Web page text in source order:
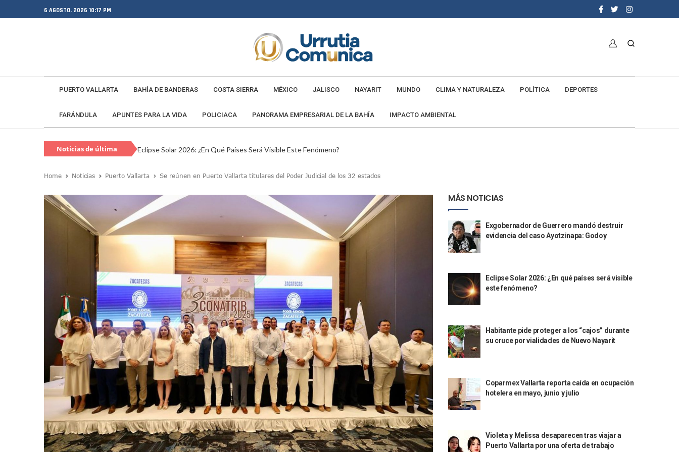
6 AGOSTO, 2026 10:17 PM
PUERTO VALLARTA BAHÍA DE BANDERAS COSTA SIERRA MÉXICO JALISCO NAYARIT MUNDO CLIMA Y NATURALEZA POLÍTICA DEPORTES
FARÁNDULA APUNTES PARA LA VIDA POLICIACA PANORAMA EMPRESARIAL DE LA BAHÍA IMPACTO AMBIENTAL
Noticias de última
Eclipse Solar 2026: ¿En Qué Países Será Visible Este Fenómeno?
Coparmex Vallarta Reporta Caída En Ocupación Hotelera En Mayo, Junio Y Julio
Juan Calderón Pide Oración Para Puerto Vallarta Ante La Virgen De Guadalupe
Jalisco Se Integra A Estrategia Nacional Para Sembrar 6.6 Millones De Árboles
Frustran Presunto Secuestro Virtual De Un Menor De 13 Años En Puerto Vallarta
Infecciones Respiratorias Encabezan Las Principales Causas De Enfermedad En Jalisco
SIOP Moderniza La Casa De La Cultura En Mascota Con Nuevo Auditorio
Van Por La Reorganización De Los Archivos Municipales En Puerto Vallarta
Estados Unidos Endurece Su Combate Al CJNG Con Nuevos Cargos Y Objetivos Prioritarios
Buscan A Wilber Armando Colmenares Márquez, Desaparecido En Puerto Vallarta
Melissa Madero Exige Aclarar Sustento Legal De Las Descargas Residuales Al Mar
Washington Enfrenta Una Emergencia Ambiental Por Incendios Históricos
Avanza Plan Para Construir Estadio De Tritones Vallarta; Será Financiado Por Privados
Nuevas Concesiones De Taxis En Puerto Vallarta, ¿para Quiénes Aplica Y Cómo Tramitarlas?
Mueren Cuatro Personas Tras Explosión De Una Pipa En Tlaquepaque (VIDEO)
Bruno Blancas Lleva El Mensaje De La Cuarta Transformación A Puerto Vallarta Y Tomatlán
Liberan 180 Crías De Iguana Verde En El Estero El Salado Por Su 26 Aniversario
Puerto Vallarta Participa En Los PriceAgencies Awards 2026 En Ciudad De México
Ofrecerán Asesoría Jurídica Gratuita En Puerto Vallarta Para Emprendedores Y Ciudadanía
Juan Solís E Iris Torres Buscan Integrar La Planilla Del PAN Vallarta Para El 2027
Home Noticias Puerto Vallarta Se reúnen en Puerto Vallarta titulares del Poder Judicial de los 32 estados
MÁS NOTICIAS
Exgobernador de Guerrero mandó destruir
evidencia del caso Ayotzinapa: Godoy
Eclipse Solar 2026: ¿En qué países será visible
este fenómeno?
Habitante pide proteger a los “cajos” durante
su cruce por vialidades de Nuevo Nayarit
Coparmex Vallarta reporta caída en ocupación
hotelera en mayo, junio y julio
Violeta y Melissa desaparecen tras viajar a
Puerto Vallarta por una oferta de trabajo